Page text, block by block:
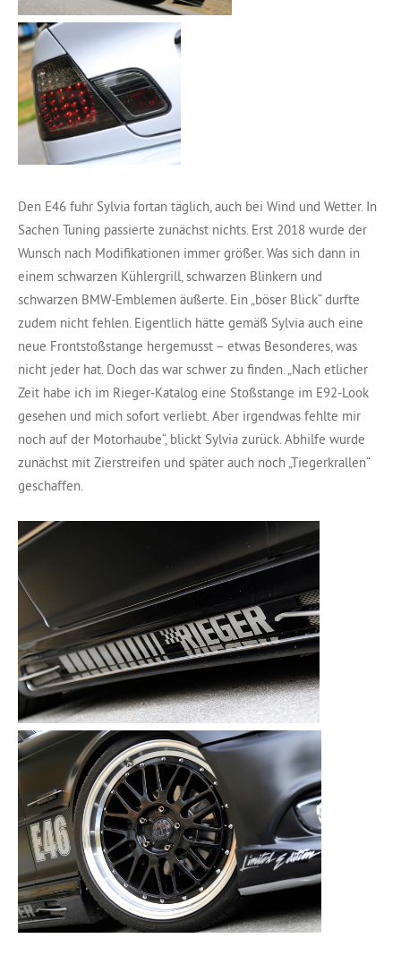
Den E46 fuhr Sylvia fortan täglich, auch bei Wind und Wetter. In
Sachen Tuning passierte zunächst nichts. Erst 2018 wurde der
Wunsch nach Modifikationen immer größer. Was sich dann in
einem schwarzen Kühlergrill, schwarzen Blinkern und
schwarzen BMW-Emblemen äußerte. Ein „böser Blick“ durfte
zudem nicht fehlen. Eigentlich hätte gemäß Sylvia auch eine
neue Frontstoßstange hergemusst – etwas Besonderes, was
nicht jeder hat. Doch das war schwer zu finden. „Nach etlicher
Zeit habe ich im Rieger-Katalog eine Stoßstange im E92-Look
gesehen und mich sofort verliebt. Aber irgendwas fehlte mir
noch auf der Motorhaube“, blickt Sylvia zurück. Abhilfe wurde
zunächst mit Zierstreifen und später auch noch „Tiegerkrallen“
geschaffen.